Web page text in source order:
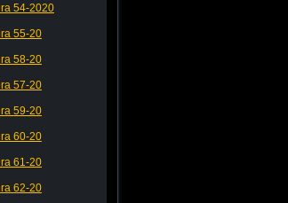
54-2020
55-20
58-20
57-20
59-20
60-20
61-20
62-20